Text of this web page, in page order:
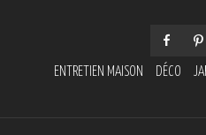
ENTRETIEN MAISON DÉCO